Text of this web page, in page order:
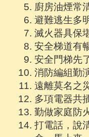
廚房油煙常
避難逃生多
滅火器具保
安全梯道有
安全門梯先
消防編組勤
遠離莫名之
多項電器共
勤做家庭防
打電話，說